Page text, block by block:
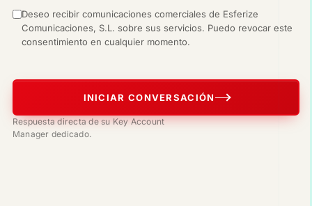
Deseo recibir comunicaciones comerciales de Esferize
Comunicaciones, S.L. sobre sus servicios. Puedo revocar este
consentimiento en cualquier momento.
INICIAR CONVERSACIÓN
Respuesta directa de su Key Account
Manager dedicado.